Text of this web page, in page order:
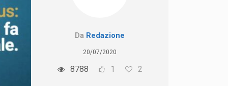
Da Redazione
20/07/2020
8788 1 2